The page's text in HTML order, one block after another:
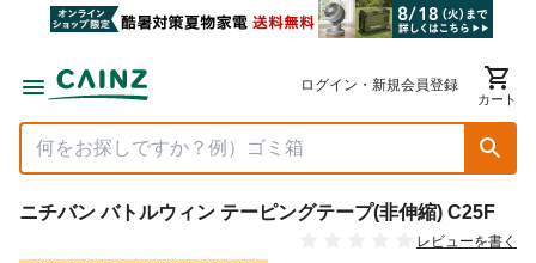
ログイン・新規会員登録
カート
ニチバン バトルウィン テーピングテープ(非伸縮) C25F
レビューを書く